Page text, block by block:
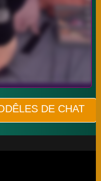
DE CHAT